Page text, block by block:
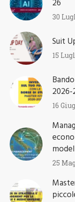
26
30
Suit
15
2026-
16
25